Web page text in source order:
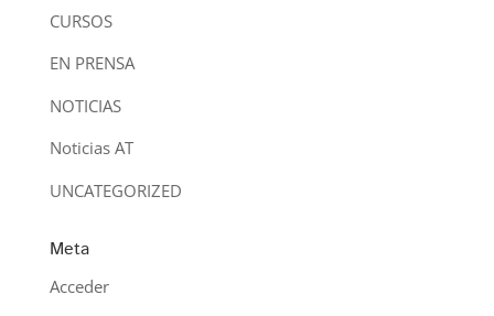
CURSOS
EN PRENSA
NOTICIAS
Noticias AT
UNCATEGORIZED
Meta
Acceder